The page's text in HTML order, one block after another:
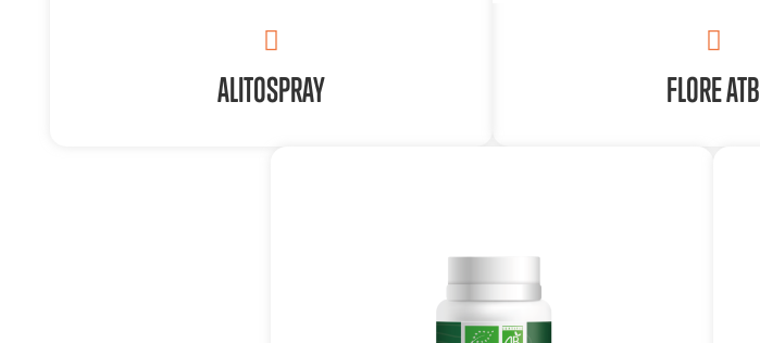
ALITOSPRAY
• Mauvaise haleine liée à la libération d’éléments volatiles
FLORE ATB